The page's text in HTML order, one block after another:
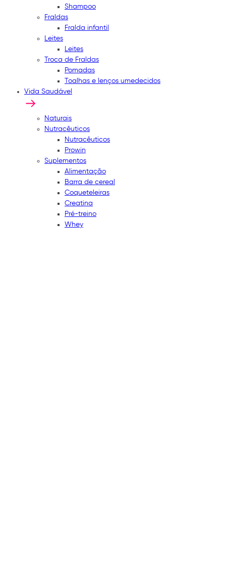
Shampoo
Fraldas
Fralda infantil
Leites
Leites
Troca de Fraldas
Pomadas
Toalhas e lenços umedecidos
Vida Saudável
Naturais
Nutracêuticos
Nutracêuticos
Prowin
Suplementos
Alimentação
Barra de cereal
Coqueteleiras
Creatina
Pré-treino
Whey